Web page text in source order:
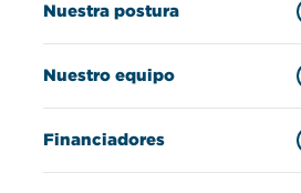
Nuestra postura
Nuestro equipo
Financiadores